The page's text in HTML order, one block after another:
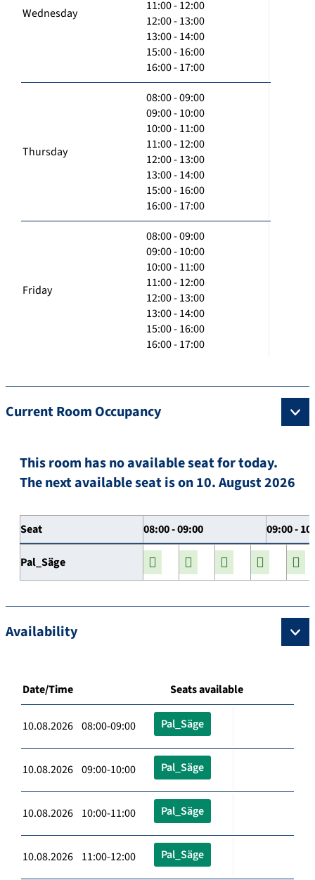
Wednesday
11:00 - 12:00
12:00 - 13:00
13:00 - 14:00
15:00 - 16:00
16:00 - 17:00
Thursday
08:00 - 09:00
09:00 - 10:00
10:00 - 11:00
11:00 - 12:00
12:00 - 13:00
13:00 - 14:00
15:00 - 16:00
16:00 - 17:00
Friday
08:00 - 09:00
09:00 - 10:00
10:00 - 11:00
11:00 - 12:00
12:00 - 13:00
13:00 - 14:00
15:00 - 16:00
16:00 - 17:00
Current Room Occupancy
This room has no available seat for today.
The next available seat is on 10. August 2026
Seat 08:00 - 09:00 09:00 -
Pal_Säge
Availability
Date/Time Seats available
10.08.2026 08:00-09:00 Pal_Säge
10.08.2026 09:00-10:00 Pal_Säge
10.08.2026 10:00-11:00 Pal_Säge
10.08.2026 11:00-12:00 Pal_Säge